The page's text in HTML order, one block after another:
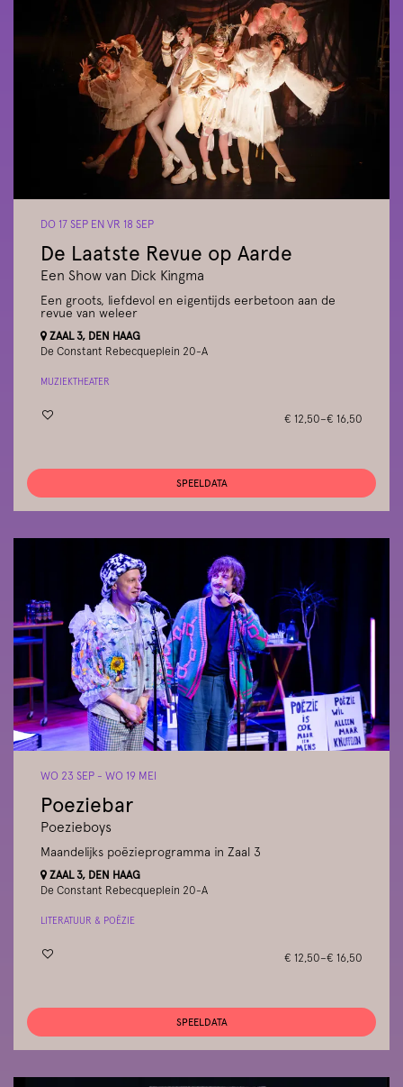
De Laatste Revue op Aarde
Een Show van Dick Kingma
DO 17 SEP EN VR 18 SEP
Een groots, liefdevol en eigentijds eerbetoon aan de
revue van weleer
ZAAL 3, DEN HAAG
De Constant Rebecqueplein 20-A
MUZIEKTHEATER
€ 12,50–€ 16,50
SPEELDATA
Poeziebar
Poezieboys
WO 23 SEP - WO 19 MEI
Maandelijks poëzieprogramma in Zaal 3
ZAAL 3, DEN HAAG
De Constant Rebecqueplein 20-A
LITERATUUR & POËZIE
€ 12,50–€ 16,50
SPEELDATA